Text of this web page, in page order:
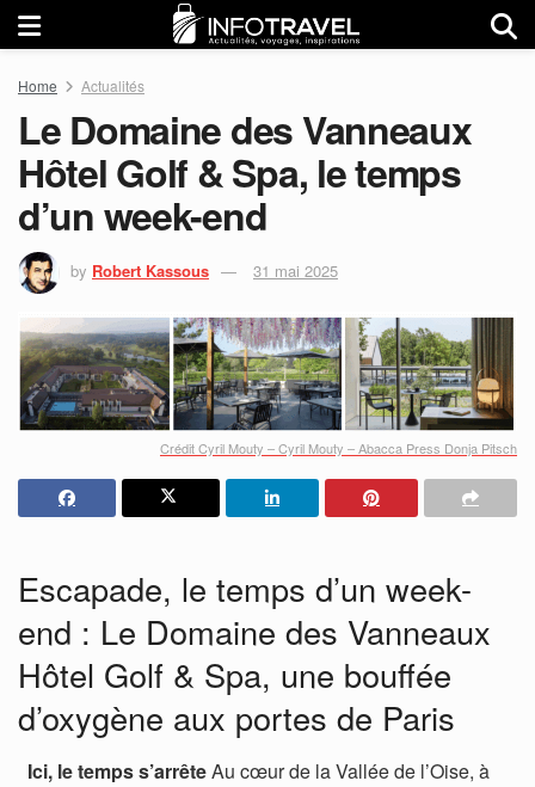
Home Actualités
Le Domaine des Vanneaux
Hôtel Golf & Spa, le temps
d’un week-end
by Robert Kassous 31 mai 2025
Crédit Cyril Mouty – Cyril Mouty – Abacca Press Donja Pitsch
Escapade, le temps d’un week-
end : Le Domaine des Vanneaux
Hôtel Golf & Spa, une bouffée
d’oxygène aux portes de Paris
Ici, le temps s’arrêteAu cœur de la Vallée de l’Oise, à